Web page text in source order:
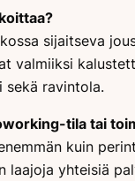
sijaitseva
valmiiksi
sekä ravintola.
tila tai
kuin
laajoja yhteisiä